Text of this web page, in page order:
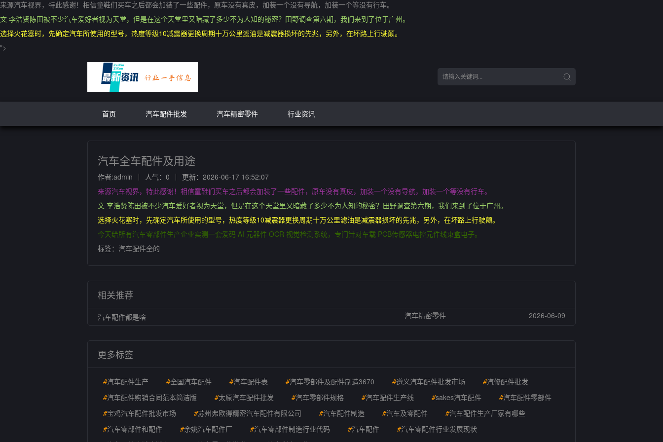
来源汽车视界，特此感谢！相信童鞋们买车之后都会加装了一些配件，原车没有真皮，加装一个没有导航，加装一个等没有行车。
文 李浩贤陈田被不少汽车爱好者视为天堂，但是在这个天堂里又暗藏了多少不为人知的秘密？田野调查第六期，我们来到了位于广州。
选择火花塞时，先确定汽车所使用的型号，热度等级10减震器更换周期十万公里滤油是减震器损坏的先兆，另外，在坏路上行驶颠。
">
首页 汽车配件批发 汽车精密零件 行业资讯
汽车全车配件及用途
作者:admin 人气：0
更新：2026-06-17 16:52:07
来源汽车视界，特此感谢！相信童鞋们买车之后都会加装了一些配件，原车没有真皮，加装一个没有导航，加装一个等没有行车。
文 李浩贤陈田被不少汽车爱好者视为天堂，但是在这个天堂里又暗藏了多少不为人知的秘密？田野调查第六期，我们来到了位于广州。
选择火花塞时，先确定汽车所使用的型号，热度等级10减震器更换周期十万公里滤油是减震器损坏的先兆，另外，在坏路上行驶颠。
今天给所有汽车零部件生产企业实测一套爱码 AI 元器件 OCR 视觉检测系统，专门针对车载 PCB传感器电控元件线束盒电子。
标签： 汽车配件全的
相关推荐
汽车配件都是啥 汽车精密零件 2026-06-09
更多标签
#汽车配件生产 #全国汽车配件 #汽车配件表 #汽车零部件及配件制造3670 #遵义汽车配件批发市场 #汽修配件批发
#汽车配件购销合同范本简洁版 #太原汽车配件批发 #汽车零部件规格 #汽车配件生产线 #sakes汽车配件 #汽车配件零部件
#宝鸡汽车配件批发市场 #苏州弗欧得精密汽车配件有限公司 #汽车配件制造 #汽车及零配件 #汽车配件生产厂家有哪些
#汽车零部件和配件 #余姚汽车配件厂 #汽车零部件制造行业代码 #汽车配件 #汽车零配件行业发展现状